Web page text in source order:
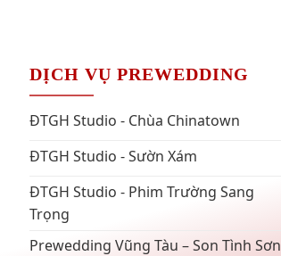
DỊCH VỤ PREWEDDING
ĐTGH Studio - Chùa Chinatown
ĐTGH Studio - Sườn Xám
ĐTGH Studio - Phim Trường Sang
Trọng
Prewedding Vũng Tàu – Son Tình Sơn